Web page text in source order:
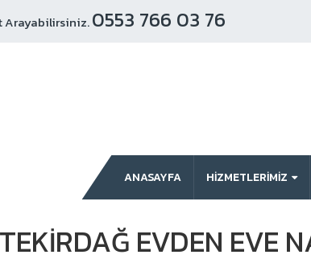
Arayabilirsiniz.0553 766 03 76
ANASAYFA HİZMETLERİMİZ
EVDEN EVE